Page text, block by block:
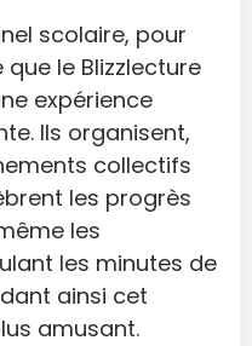
scolaire, pour
le Blizzlecture
expérience
Ils organisent,
collectifs
les progrès
les
les minutes de
ainsi cet
amusant.